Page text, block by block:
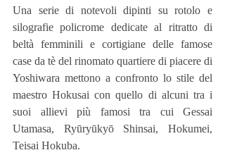
Una serie di notevoli dipinti su rotolo e
silografie policrome dedicate al ritratto di
beltà femminili e cortigiane delle famose
case da tè del rinomato quartiere di piacere di
Yoshiwara mettono a confronto lo stile del
maestro Hokusai con quello di alcuni tra i
suoi allievi più famosi tra cui Gessai
Utamasa, Ryūryūkyō Shinsai, Hokumei,
Teisai Hokuba.